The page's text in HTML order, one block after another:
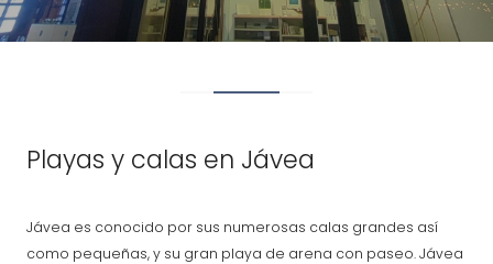
Playas y calas en Jávea
Jávea es conocido por sus numerosas calas grandes así
como pequeñas, y su gran playa de arena con paseo. Jávea